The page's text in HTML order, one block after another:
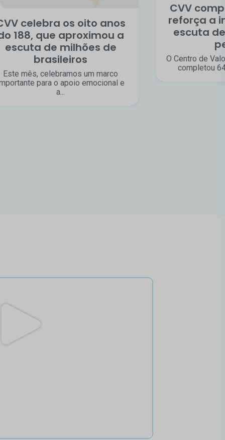
celebra os oito anos
188, que aproximou a
escuta de milhões de
brasileiros
Este mês, celebramos um marco
para o apoio emocional e
a...
CVV
reforça a
escuta
O Centro de
completou